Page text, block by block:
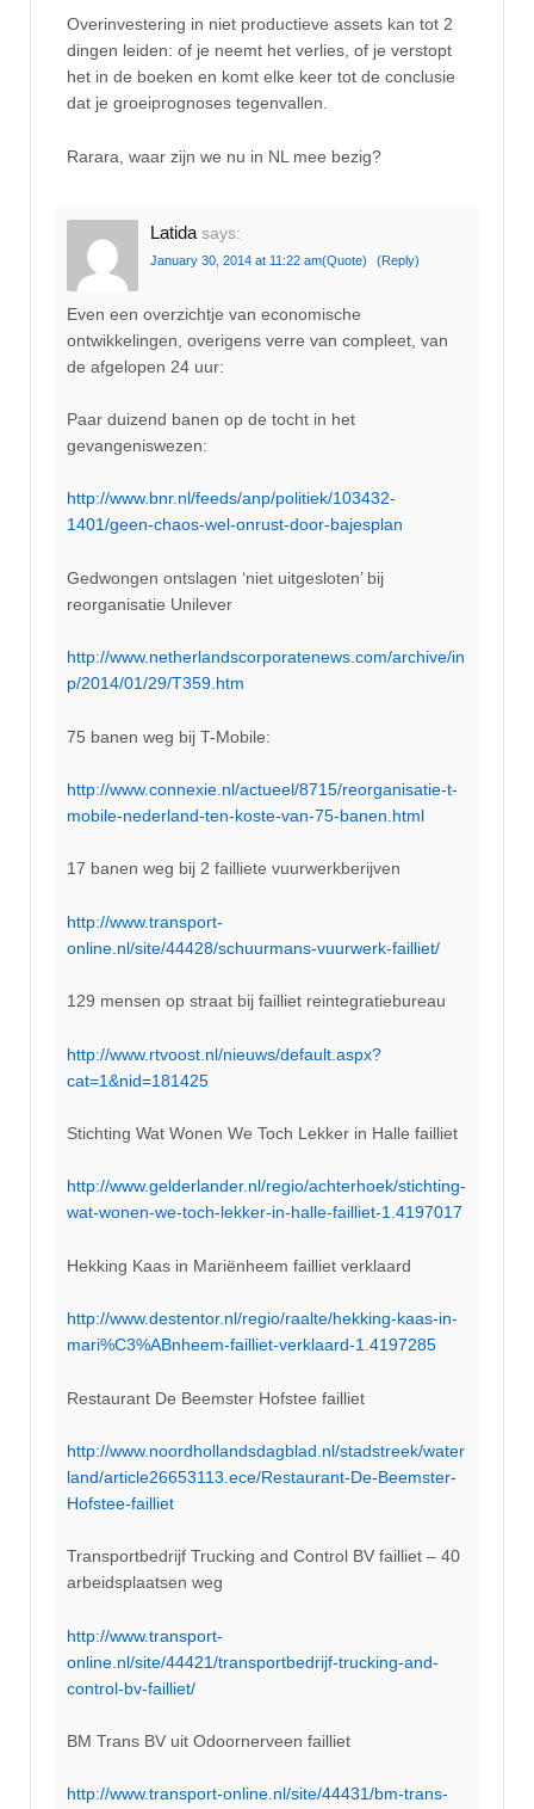
Overinvestering in niet productieve assets kan tot 2
dingen leiden: of je neemt het verlies, of je verstopt
het in de boeken en komt elke keer tot de conclusie
dat je groeiprognoses tegenvallen.
Rarara, waar zijn we nu in NL mee bezig?
Latida says:
January 30, 2014 at 11:22 am(Quote) (Reply)
Even een overzichtje van economische
ontwikkelingen, overigens verre van compleet, van
de afgelopen 24 uur:
Paar duizend banen op de tocht in het
gevangeniswezen:
http://www.bnr.nl/feeds/anp/politiek/103432-
1401/geen-chaos-wel-onrust-door-bajesplan
Gedwongen ontslagen ‘niet uitgesloten’ bij
reorganisatie Unilever
http://www.netherlandscorporatenews.com/archive/in
p/2014/01/29/T359.htm
75 banen weg bij T-Mobile:
http://www.connexie.nl/actueel/8715/reorganisatie-t-
mobile-nederland-ten-koste-van-75-banen.html
17 banen weg bij 2 failliete vuurwerkberijven
http://www.transport-
online.nl/site/44428/schuurmans-vuurwerk-failliet/
129 mensen op straat bij failliet reintegratiebureau
http://www.rtvoost.nl/nieuws/default.aspx?
cat=1&nid=181425
Stichting Wat Wonen We Toch Lekker in Halle failliet
http://www.gelderlander.nl/regio/achterhoek/stichting-
wat-wonen-we-toch-lekker-in-halle-failliet-1.4197017
Hekking Kaas in Mariënheem failliet verklaard
http://www.destentor.nl/regio/raalte/hekking-kaas-in-
mari%C3%ABnheem-failliet-verklaard-1.4197285
Restaurant De Beemster Hofstee failliet
http://www.noordhollandsdagblad.nl/stadstreek/water
land/article26653113.ece/Restaurant-De-Beemster-
Hofstee-failliet
Transportbedrijf Trucking and Control BV failliet – 40
arbeidsplaatsen weg
http://www.transport-
online.nl/site/44421/transportbedrijf-trucking-and-
control-bv-failliet/
BM Trans BV uit Odoornerveen failliet
http://www.transport-online.nl/site/44431/bm-trans-